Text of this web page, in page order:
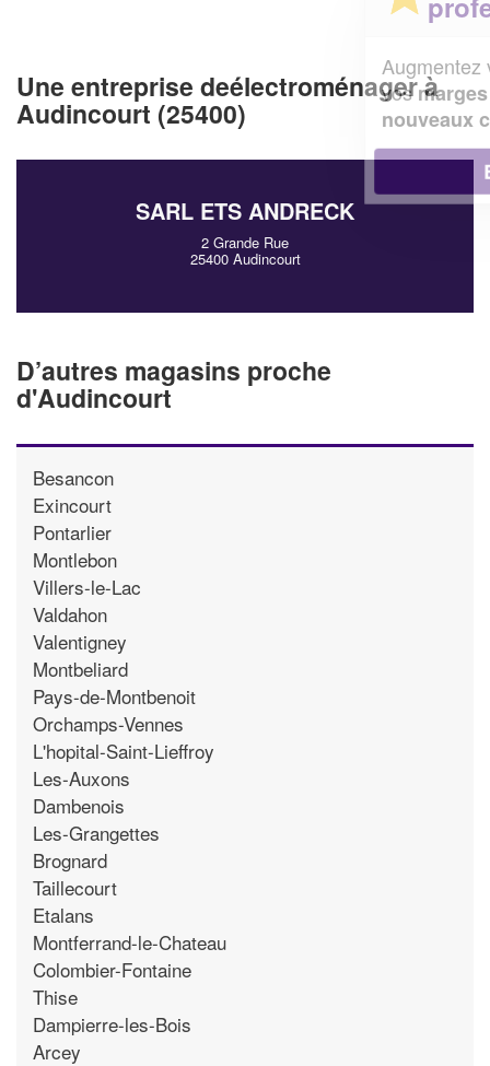
Une entreprise deélectroménager à
Audincourt (25400)
SARL ETS ANDRECK
2 Grande Rue
25400 Audincourt
D’autres magasins proche
d'Audincourt
Besancon
Exincourt
Pontarlier
Montlebon
Villers-le-Lac
Valdahon
Valentigney
Montbeliard
Pays-de-Montbenoit
Orchamps-Vennes
L'hopital-Saint-Lieffroy
Les-Auxons
Dambenois
Les-Grangettes
Brognard
Taillecourt
Etalans
Montferrand-le-Chateau
Colombier-Fontaine
Thise
Dampierre-les-Bois
Arcey
chiffre d'affaireset
vosmargestout en gagnant de
nouveaux clients